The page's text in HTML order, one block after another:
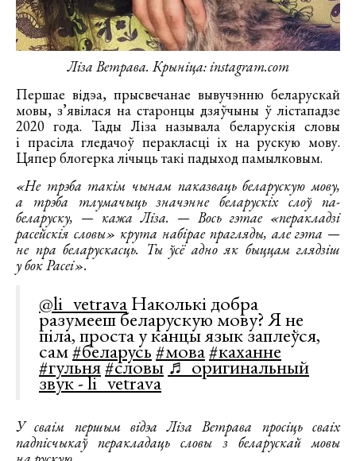
Ліза Ветрава. Крыніца: instagram.com
Першае відэа, прысвечанае вывучэнню беларускай
мовы, з’явілася на старонцы дзяўчыны ў лістападзе
2020 года. Тады Ліза называла беларускія словы
і прасіла гледачоў перакласці іх на рускую мову.
Цяпер блогерка лічыць такі падыход памылковым.
«Не трэба такім чынам паказваць беларускую мову,
а трэба тлумачыць значэнне беларускіх слоў па-
беларуску, — кажа Ліза. — Вось гэтае «перакладзі
расейскія словы» крута набірае прагляды, але гэта —
не пра беларускасць. Ты ўсё адно як быццам глядзіш
у бок Расеі».
@li_vetravaНаколькі добра
разумееш беларускую мову? Я не
піла, проста у канцы язык заплеўся,
сам#беларусь#мова#каханне
#гульня#словы♬ оригинальный
звук - li_vetrava
У сваім першым відэа Ліза Ветрава просіць сваіх
падпісчыкаў перакладаць словы з беларускай мовы